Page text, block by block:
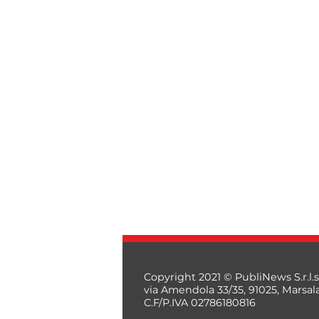
Copyright 2021 © PubliNews
via Amendola 33/35, 91025,
C.F/P.IVA 02786180816